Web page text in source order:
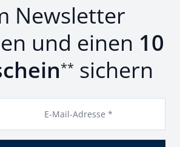
Newsletter
und einen 10
** sichern
E-Mail-Adresse *